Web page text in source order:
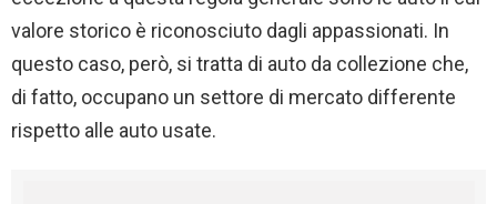
valore storico è riconosciuto dagli appassionati. In
questo caso, però, si tratta di auto da collezione che,
di fatto, occupano un settore di mercato differente
rispetto alle auto usate.